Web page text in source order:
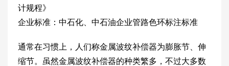
计规程》
企业标准：中石化、中石油企业管路色环标注标准
通常在习惯上，人们称金属波纹补偿器为膨胀节、伸
缩节。虽然金属波纹补偿器的种类繁多，不过大多数